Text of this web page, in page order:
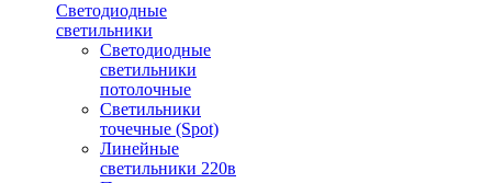
Светодиодные
светильники
Светодиодные
светильники
потолочные
Светильники
точечные (Spot)
Линейные
светильники 220в